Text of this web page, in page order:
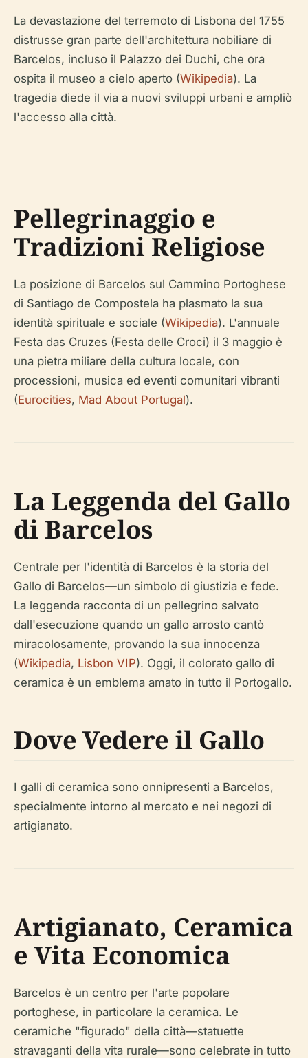
La devastazione del terremoto di Lisbona del 1755
distrusse gran parte dell'architettura nobiliare di
Barcelos, incluso il Palazzo dei Duchi, che ora
ospita il museo a cielo aperto (Wikipedia). La
tragedia diede il via a nuovi sviluppi urbani e ampliò
l'accesso alla città.
Pellegrinaggio e
Tradizioni Religiose
La posizione di Barcelos sul Cammino Portoghese
di Santiago de Compostela ha plasmato la sua
identità spirituale e sociale (Wikipedia). L'annuale
Festa das Cruzes (Festa delle Croci) il 3 maggio è
una pietra miliare della cultura locale, con
processioni, musica ed eventi comunitari vibranti
(Eurocities, Mad About Portugal).
La Leggenda del Gallo
di Barcelos
Centrale per l'identità di Barcelos è la storia del
Gallo di Barcelos—un simbolo di giustizia e fede.
La leggenda racconta di un pellegrino salvato
dall'esecuzione quando un gallo arrosto cantò
miracolosamente, provando la sua innocenza
(Wikipedia, Lisbon VIP). Oggi, il colorato gallo di
ceramica è un emblema amato in tutto il Portogallo.
Dove Vedere il Gallo
I galli di ceramica sono onnipresenti a Barcelos,
specialmente intorno al mercato e nei negozi di
artigianato.
Artigianato, Ceramica
e Vita Economica
Barcelos è un centro per l'arte popolare
portoghese, in particolare la ceramica. Le
ceramiche "figurado" della città—statuette
stravaganti della vita rurale—sono celebrate in tutto